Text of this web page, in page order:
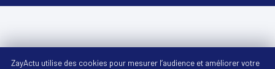
ZayActu utilise des cookies pour mesurer l’audience et améliorer votre